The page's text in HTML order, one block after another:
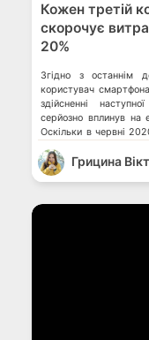
Кожен третій
скорочує
20%
Згідно з останнім
користувач
здійсненні
серйозно вплинув на
Оскільки в червні
підтверджених
всіх […]
Грицина